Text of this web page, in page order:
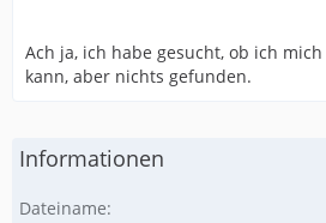
Ach ja, ich habe gesucht, ob ich
kann, aber nichts gefunden.
Informationen
Dateiname